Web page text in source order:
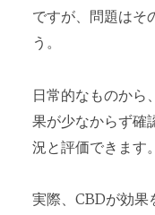
ですが、問題はそ
う。
日常的なものから
果が少なからず確
況と評価できます。
実際、CBDが効果